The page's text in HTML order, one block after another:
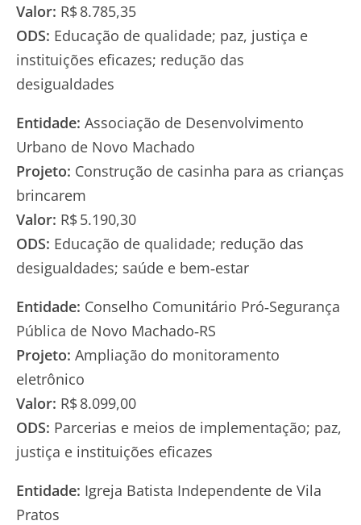
Valor: R$ 8.785,35
ODS: Educação de qualidade; paz, justiça e
instituições eficazes; redução das
desigualdades
Entidade: Associação de Desenvolvimento
Urbano de Novo Machado
Projeto: Construção de casinha para as crianças
brincarem
Valor: R$ 5.190,30
ODS: Educação de qualidade; redução das
desigualdades; saúde e bem‑estar
Entidade: Conselho Comunitário Pró‑Segurança
Pública de Novo Machado‑RS
Projeto: Ampliação do monitoramento
eletrônico
Valor: R$ 8.099,00
ODS: Parcerias e meios de implementação; paz,
justiça e instituições eficazes
Entidade: Igreja Batista Independente de Vila
Pratos